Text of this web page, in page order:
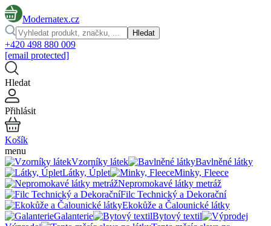
Modernatex.cz
Hledat
+420 498 880 009
[email protected]
Hledat
Přihlásit
Košík
menu
Vzorníky látek
Bavlněné látky
Látky, Úplet
Minky, Fleece
Nepromokavé látky metráž
Filc Technický a Dekorační
Ekokůže a Čalounické látky
Galanterie
Bytový textil